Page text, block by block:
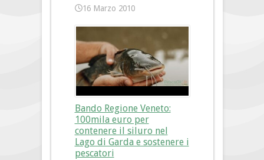
16 Marzo 2010
Bando Regione Veneto:
100mila euro per
contenere il siluro nel
Lago di Garda e sostenere i
pescatori